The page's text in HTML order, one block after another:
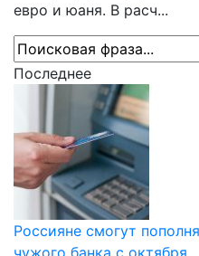
евро и юаня. В расч...
Последнее
Россияне смогут